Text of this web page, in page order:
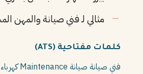
مثالي لـ فني صيانة والمهن
كلمات مفتاحية (ATS)
فني صيانة صيانة Maintenance كهرباء